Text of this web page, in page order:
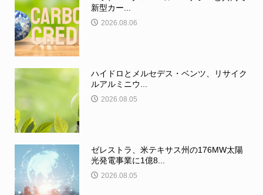
新型カー...
2026.08.06
ハイドロとメルセデス・ベンツ、リサイク
ルアルミニウ...
2026.08.05
ゼレストラ、米テキサス州の176MW太陽
光発電事業に1億8...
2026.08.05